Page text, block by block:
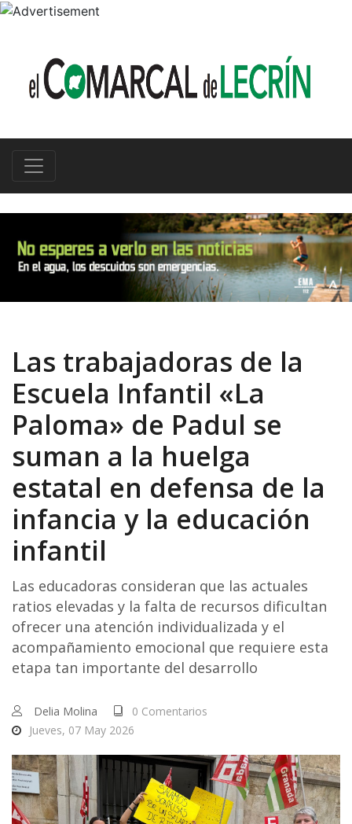
Las trabajadoras de la
Escuela Infantil «La
Paloma» de Padul se
suman a la huelga
estatal en defensa de la
infancia y la educación
infantil
Las educadoras consideran que las actuales
ratios elevadas y la falta de recursos dificultan
ofrecer una atención individualizada y el
acompañamiento emocional que requiere esta
etapa tan importante del desarrollo
Delia Molina
0 Comentarios
Jueves, 07 May 2026